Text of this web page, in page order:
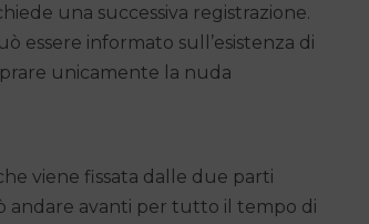
una successiva registrazione.
essere informato sull’esistenza di
unicamente la nuda
viene fissata dalle due parti
andare avanti per tutto il tempo di